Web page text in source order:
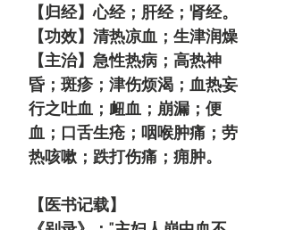
【归经】心经；肝经；肾经。
【功效】清热凉血；生津润燥
【主治】急性热病；高热神
昏；斑疹；津伤烦渴；血热妄
行之吐血；衄血；崩漏；便
血；口舌生疮；咽喉肿痛；劳
热咳嗽；跌打伤痛；痈肿。
【医书记载】